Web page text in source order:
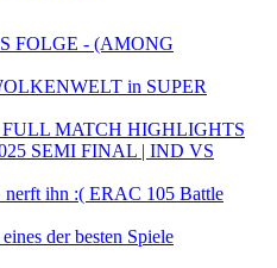
FOLGE - (AMONG
in SUPER
MATCH HIGHLIGHTS
SEMI FINAL | IND VS
nerft ihn :( ERAC 105 Battle
der besten Spiele